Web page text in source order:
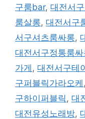
구룸bar, 대전서
룸살롱, 대전서구
서구셔츠룸싸롱,
대전서구정통룸싸
가게 , 대전서구테
구퍼블릭가라오케 ,
구하이퍼블릭, 대
대전유성노래방,